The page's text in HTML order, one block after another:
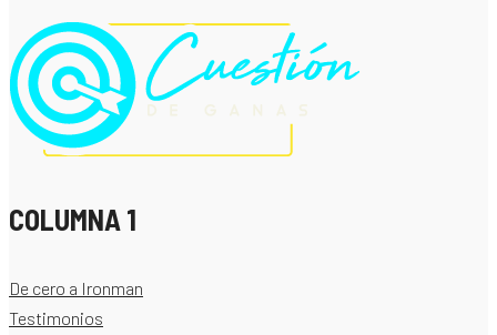
COLUMNA 1
De cero a Ironman
Testimonios